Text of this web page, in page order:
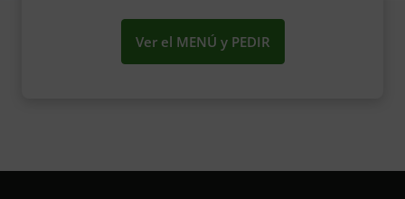
Ver el MENÚ y PEDIR